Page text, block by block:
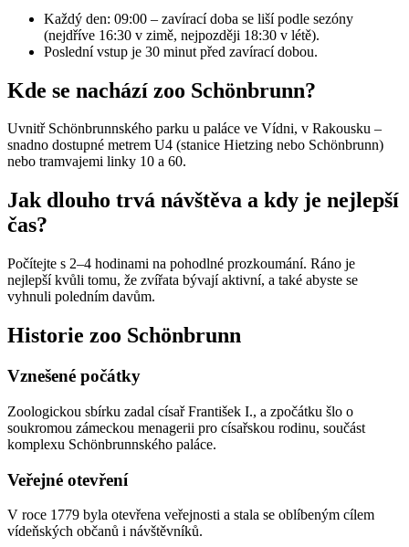
Každý den: 09:00 – zavírací doba se liší podle sezóny
(nejdříve 16:30 v zimě, nejpozději 18:30 v létě).
Poslední vstup je 30 minut před zavírací dobou.
Kde se nachází zoo Schönbrunn?
Uvnitř Schönbrunnského parku u paláce ve Vídni, v Rakousku –
snadno dostupné metrem U4 (stanice Hietzing nebo Schönbrunn)
nebo tramvajemi linky 10 a 60.
Jak dlouho trvá návštěva a kdy je nejlepší
čas?
Počítejte s 2–4 hodinami na pohodlné prozkoumání. Ráno je
nejlepší kvůli tomu, že zvířata bývají aktivní, a také abyste se
vyhnuli poledním davům.
Historie zoo Schönbrunn
Vznešené počátky
Zoologickou sbírku zadal císař František I., a zpočátku šlo o
soukromou zámeckou menagerii pro císařskou rodinu, součást
komplexu Schönbrunnského paláce.
Veřejné otevření
V roce 1779 byla otevřena veřejnosti a stala se oblíbeným cílem
vídeňských občanů i návštěvníků.